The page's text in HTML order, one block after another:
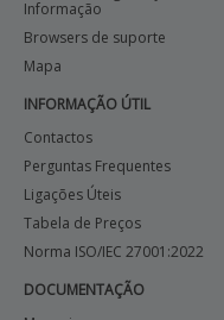
Informação
Browsers de suporte
Mapa
INFORMAÇÃO ÚTIL
Contactos
Perguntas Frequentes
Ligações Úteis
Tabela de Preços
Norma ISO/IEC 27001:2022
DOCUMENTAÇÃO